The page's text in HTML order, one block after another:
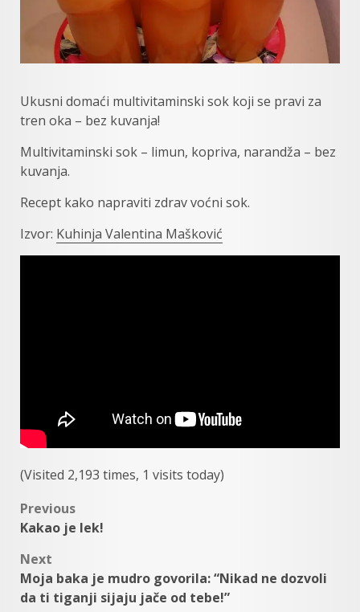
Ukusni domaći multivitaminski sok koji se pravi za
tren oka – bez kuvanja!
Multivitaminski sok – limun, kopriva, narandža – bez
kuvanja.
Recept kako napraviti zdrav voćni sok.
Izvor: Kuhinja Valentina Mašković
(Visited 2,193 times, 1 visits today)
Post
navigation
Previous
Kakao je lek!
Next
Moja baka je mudro govorila: “Nikad ne dozvoli
da ti tiganji sijaju jače od tebe!”